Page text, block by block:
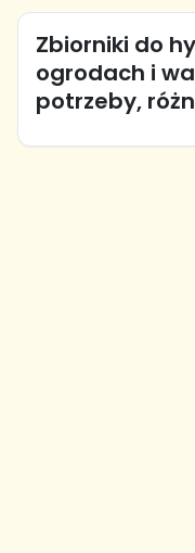
Zbiorniki do
ogrodach i
potrzeby,